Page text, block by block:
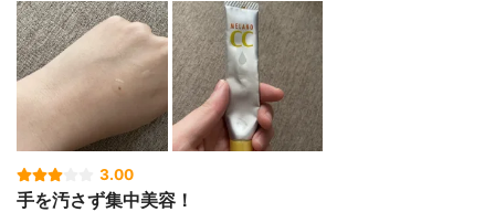
3.00
手を汚さず集中美容！